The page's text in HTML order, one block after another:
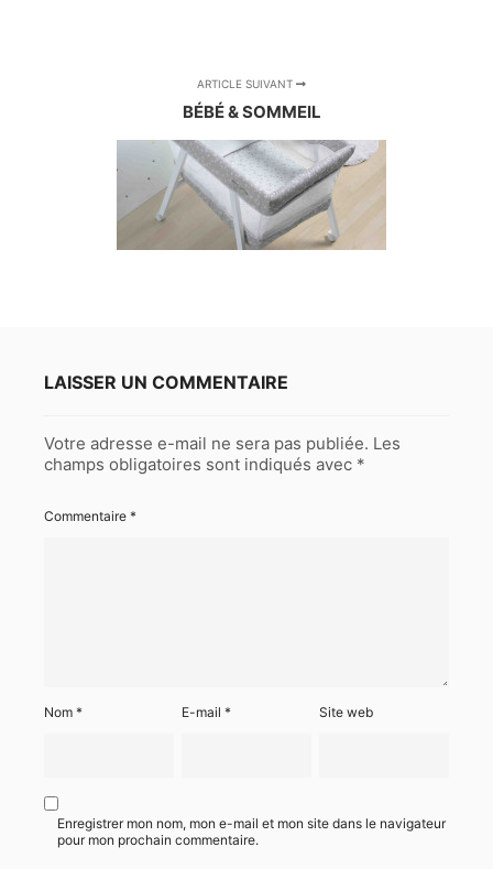
ARTICLE SUIVANT
BÉBÉ & SOMMEIL
LAISSER UN COMMENTAIRE
Votre adresse e-mail ne sera pas publiée. Les
champs obligatoires sont indiqués avec *
Commentaire *
Nom * E-mail* Site web
Enregistrer mon nom, mon e-mail et mon site dans le navigateur
pour mon prochain commentaire.